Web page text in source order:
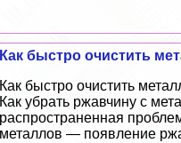
Как быстро очистить
Как быстро очистить
Как убрать ржавчину с
распространенная
металлов — появление